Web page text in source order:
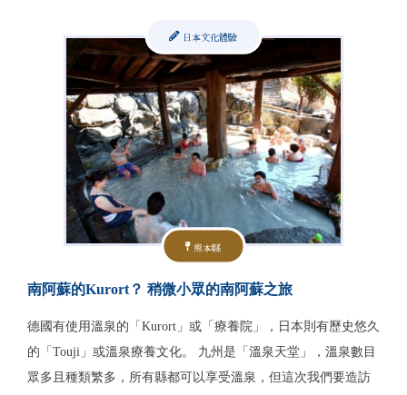
熊本縣
日本文化體驗
南阿蘇的Kurort？ 稍微小眾的南阿蘇之旅
德國有使用溫泉的「Kurort」或「療養院」，日本則有歷史悠久
的「Touji」或溫泉療養文化。 九州是「溫泉天堂」，溫泉數目
眾多且種類繁多，所有縣都可以享受溫泉，但這次我們要造訪